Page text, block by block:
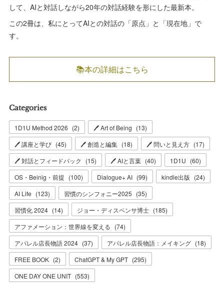
して、AIと対話しながら20年の対話経験を形にした最新本。
この2冊は、私にとってAIとの対話の「原点」と「現在地」で
す。
📚本の詳細はこちら
Categories
1D1U Method 2026 (2) 🖊 Art of Being (13)
🖊 講座と学び (45) 🖊 創造と編集 (18) 🖊 問いと見え方 (17)
🖊 対話とフィードバック
(15) 🖊 AIと言葉 (40) 1D1U (60)
OS・Beinig・前提 (100) Dialogue+ AI (99) kindle出版 (24)
AI Life (123) 習慣のシンフォニー2025 (35)
習慣化 2024 (14) ジョー・ディスペンサ博士 (185)
アファメーション：世界線を変える (74)
アパレル店長物語 2024 (37) アパレル店長物語：メイキング (18)
FREE BOOK (2) ChatGPT & My GPT (295)
ONE DAY ONE UNIT (553)